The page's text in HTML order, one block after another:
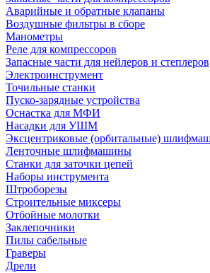
Аварийные и обратные клапаны
Воздушные фильтры в сборе
Манометры
Реле для компрессоров
Запасные части для нейлеров и степлеров
Электроинструмент
Точильные станки
Пуско-зарядные устройства
Оснастка для МФИ
Насадки для УШМ
Эксцентриковые (орбитальные)
Ленточные шлифмашины
Станки для заточки цепей
Наборы инструмента
Штроборезы
Строительные миксеры
Отбойные молотки
Заклепочники
Пилы сабельные
Граверы
Дрели